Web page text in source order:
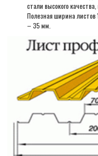
стали высокого
Полезная ширина
– 35 мм.